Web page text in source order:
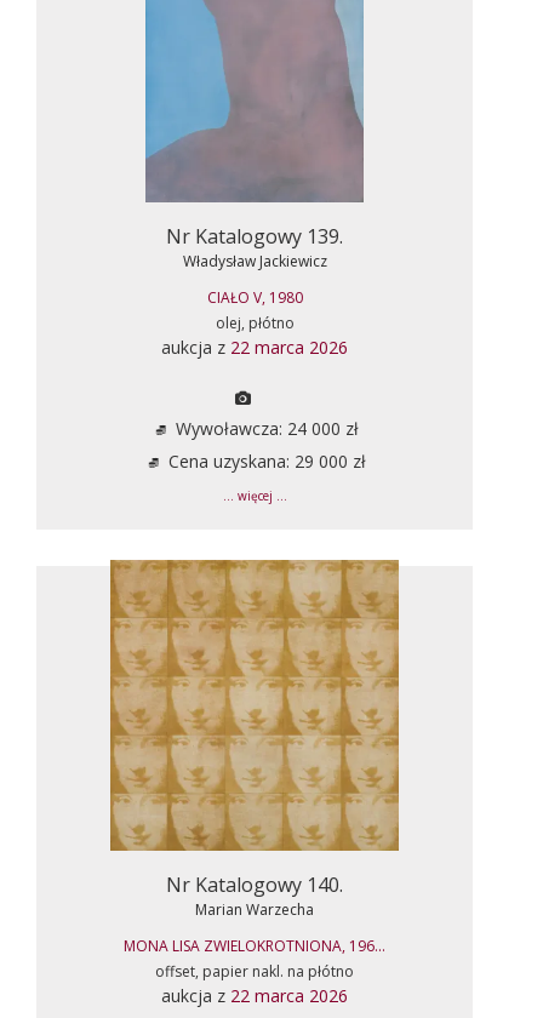
Nr Katalogowy 139.
Władysław Jackiewicz
CIAŁO V, 1980
olej, płótno
aukcja z 22 marca 2026
Wywoławcza: 24 000 zł
Cena uzyskana: 29 000 zł
... więcej ...
Nr Katalogowy 140.
Marian Warzecha
MONA LISA ZWIELOKROTNIONA, 196...
offset, papier nakl. na płótno
aukcja z 22 marca 2026